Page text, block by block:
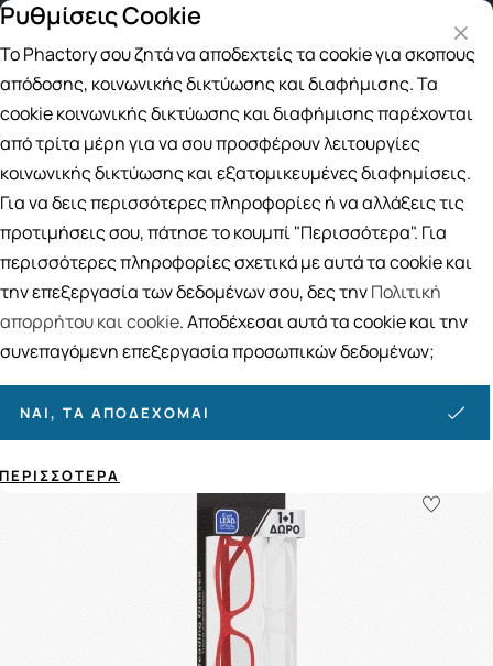
άνω των 49€ Παραλαβή από το Κατάστημα 4
Αναζήτηση
Αρχική / Εταιρίες / EyeLead
EyeLead
Ταξινόμηση Προβολή
51 ΠΡΟΪΌΝΤΑ
Ρυθμίσεις Cookie
Το Phactory σου ζητά να αποδεχτείς τα cookie για σκοπούς
απόδοσης, κοινωνικής δικτύωσης και διαφήμισης. Τα
cookie κοινωνικής δικτύωσης και διαφήμισης παρέχονται
από τρίτα μέρη για να σου προσφέρουν λειτουργίες
κοινωνικής δικτύωσης και εξατομικευμένες διαφημίσεις.
Για να δεις περισσότερες πληροφορίες ή να αλλάξεις τις
προτιμήσεις σου, πάτησε το κουμπί "Περισσότερα". Για
περισσότερες πληροφορίες σχετικά με αυτά τα cookie και
την επεξεργασία των δεδομένων σου, δες τηνΠολιτική
απορρήτου και cookie. Αποδέχεσαι αυτά τα cookie και την
συνεπαγόμενη επεξεργασία προσωπικών δεδομένων;
ΝΑΙ, ΤΑ ΑΠΟΔΈΧΟΜΑΙ
ΠΕΡΙΣΣΌΤΕΡΑ